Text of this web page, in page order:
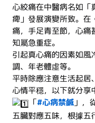
心絞痛在中醫病名如「
痺」發展演變所致。在
痛，手足青至節，心痛
知屬急重症。
引起真心痛的因素如風
調、年老體虛等。
平時除應注意生活起居
心情平穩，以下就分享
「#心病禁鹹 」，
五臟對應五味，根據五